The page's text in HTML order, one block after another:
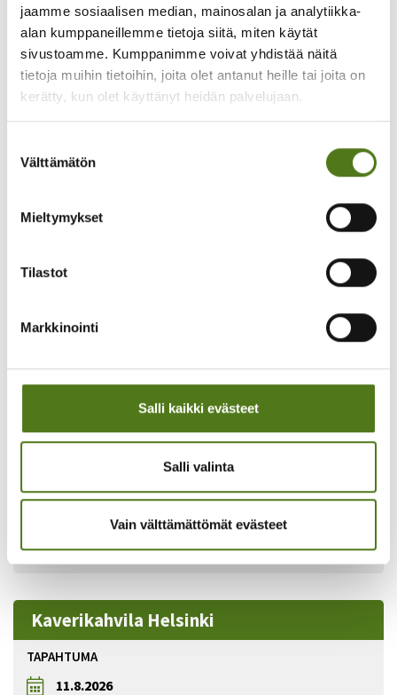
jaamme sosiaalisen median, mainosalan ja analytiikka-
alan kumppaneillemme tietoja siitä, miten käytät
sivustoamme. Kumppanimme voivat yhdistää näitä
tietoja muihin tietoihin, joita olet antanut heille tai joita on
kerätty, kun olet käyttänyt heidän palvelujaan.
valinta
Välttämätön
Mieltymykset
Tilastot
Markkinointi
Salli kaikki evästeet
Salli valinta
Vain välttämättömät evästeet
tai 050 535 4009.
Ilmoittaudu tästä
Muita järjestäjän tapahtumia
pääkaupunkiseudulla!
12.3.-3.12.2026
Pääkaupunkiseudun kulttuurikohteet.
UUDENMAAN EPILEPSIAYHDISTYS RY
Kaverikahvila Helsinki
TAPAHTUMA
11.8.2026